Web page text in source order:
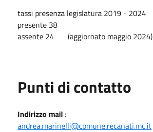
tassi presenza legislatura 2019 - 2024
presente 38
assente 24 (aggiornato maggio 2024)
Punti di contatto
Indirizzo mail :
andrea.marinelli@comune.recanati.mc.it